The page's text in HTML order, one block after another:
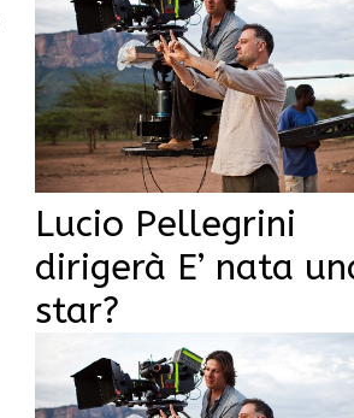
Lucio Pellegrini
dirigerà E’ nata
star?